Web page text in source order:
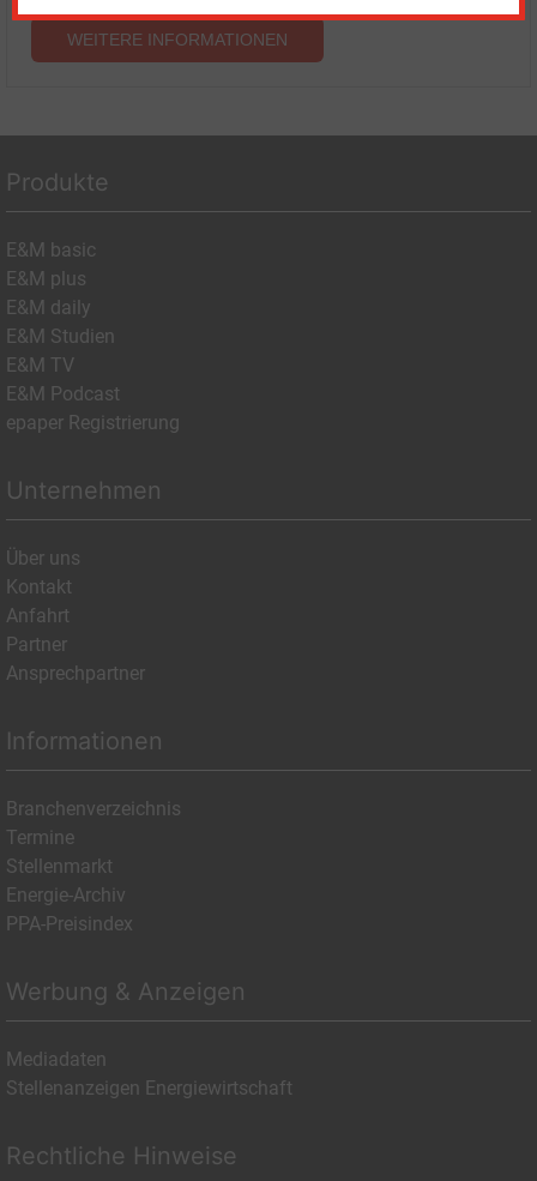
WEITERE INFORMATIONEN
Produkte
E&M basic
E&M plus
E&M daily
E&M Studien
E&M TV
E&M Podcast
epaper Registrierung
Unternehmen
Über uns
Kontakt
Anfahrt
Partner
Ansprechpartner
Informationen
Branchenverzeichnis
Termine
Stellenmarkt
Energie-Archiv
PPA-Preisindex
Werbung & Anzeigen
Mediadaten
Stellenanzeigen Energiewirtschaft
Rechtliche Hinweise